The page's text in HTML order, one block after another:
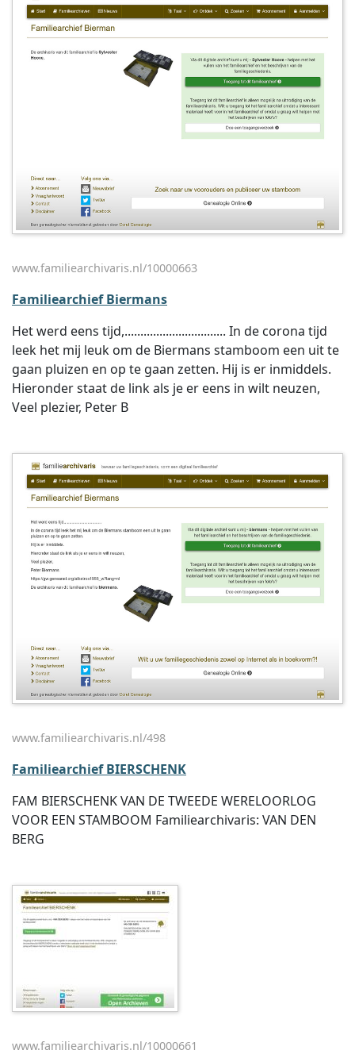
www.familiearchivaris.nl/10000663
Familiearchief Biermans
Het werd eens tijd,................................ In de corona tijd
leek het mij leuk om de Biermans stamboom een uit te
gaan pluizen en op te gaan zetten. Hij is er inmiddels.
Hieronder staat de link als je er eens in wilt neuzen,
Veel plezier, Peter B
www.familiearchivaris.nl/498
Familiearchief BIERSCHENK
FAM BIERSCHENK VAN DE TWEEDE WERELOORLOG
VOOR EEN STAMBOOM Familiearchivaris: VAN DEN
BERG
www.familiearchivaris.nl/10000661